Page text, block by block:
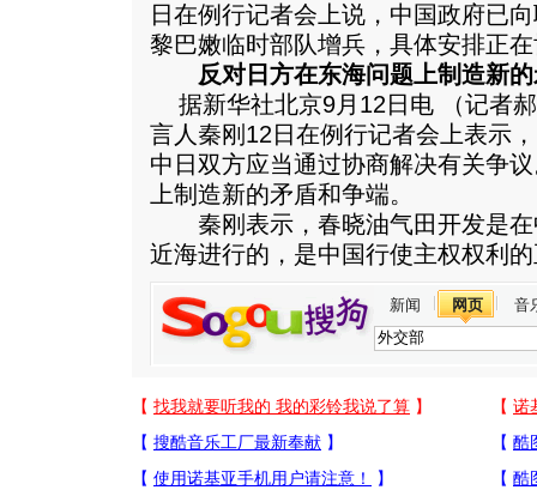
日在例行记者会上说，中国政府已
黎巴嫩临时部队增兵，具体安排正
反对日方在东海问题上制造新
据新华社北京9月12日电 （记者
言人秦刚12日在例行记者会上表示
中日双方应当通过协商解决有关争
上制造新的矛盾和争端。
秦刚表示，春晓油气田开发是在
近海进行的，是中国行使主权权利
新闻 网页 音